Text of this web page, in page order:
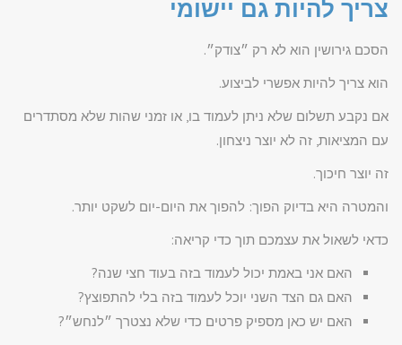
צריך להיות גם יישומי
הסכם גירושין הוא לא רק ״צודק״.
הוא צריך להיות אפשרי לביצוע.
אם נקבע תשלום שלא ניתן לעמוד בו, או זמני שהות שלא מסתדרים
עם המציאות, זה לא יוצר ניצחון.
זה יוצר חיכוך.
והמטרה היא בדיוק הפוך: להפוך את היום-יום לשקט יותר.
כדאי לשאול את עצמכם תוך כדי קריאה:
האם אני באמת יכול לעמוד בזה בעוד חצי שנה?
האם גם הצד השני יוכל לעמוד בזה בלי להתפוצץ?
האם יש כאן מספיק פרטים כדי שלא נצטרך ״לנחש״?